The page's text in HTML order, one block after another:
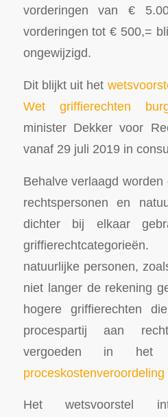
vorderingen van €
vorderingen tot € 500,=
ongewijzigd.
Dit blijkt uit het
Wet griffierechten
minister Dekker voor
vanaf 29 juli 2019 in
Behalve verlaagd
rechtspersonen en
dichter bij elkaar
natuurlijke personen,
niet langer de rekening
hogere griffierechten
procespartij aan
vergoeden in
proceskostenveroordeling
Het wetsvoorstel